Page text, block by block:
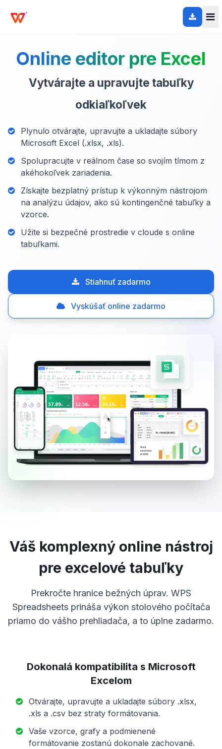
Online editor pre Excel
Vytvárajte a upravujte tabuľky
odkiaľkoľvek
Plynulo otvárajte, upravujte a ukladajte súbory
Microsoft Excel (.xlsx, .xls).
Spolupracujte v reálnom čase so svojím tímom z
akéhokoľvek zariadenia.
Získajte bezplatný prístup k výkonným nástrojom
na analýzu údajov, ako sú kontingenčné tabuľky a
vzorce.
Užite si bezpečné prostredie v cloude s online
tabuľkami.
Stiahnuť zadarmo
Vyskúšať online zadarmo
Váš komplexný online nástroj
pre excelové tabuľky
Prekročte hranice bežných úprav. WPS
Spreadsheets prináša výkon stolového počítača
priamo do vášho prehliadača, a to úplne zadarmo.
Dokonalá kompatibilita s Microsoft
Excelom
Otvárajte, upravujte a ukladajte súbory .xlsx,
.xls a .csv bez straty formátovania.
Vaše vzorce, grafy a podmienené
formátovanie zostanú dokonale zachované.